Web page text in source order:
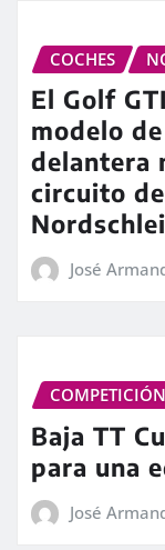
COCHES
El Golf
modelo
delantera
circuito
José
COMPETICIÓN
Baja TT
para una
José